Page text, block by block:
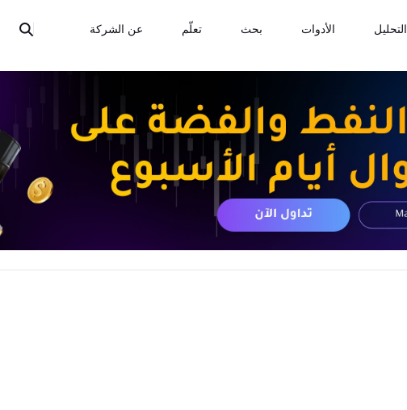
التحليل الأدوات بحث تعلّم عن الشركة